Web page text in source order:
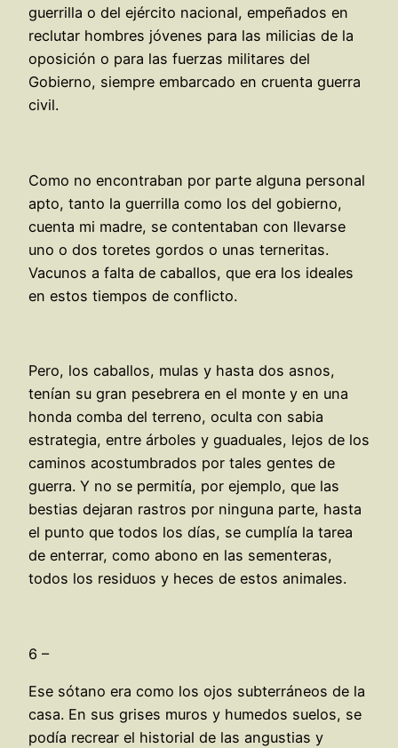
guerrilla o del ejército nacional, empeñados en
reclutar hombres jóvenes para las milicias de la
oposición o para las fuerzas militares del
Gobierno, siempre embarcado en cruenta guerra
civil.
Como no encontraban por parte alguna personal
apto, tanto la guerrilla como los del gobierno,
cuenta mi madre, se contentaban con llevarse
uno o dos toretes gordos o unas terneritas.
Vacunos a falta de caballos, que era los ideales
en estos tiempos de conflicto.
Pero, los caballos, mulas y hasta dos asnos,
tenían su gran pesebrera en el monte y en una
honda comba del terreno, oculta con sabia
estrategia, entre árboles y guaduales, lejos de los
caminos acostumbrados por tales gentes de
guerra. Y no se permitía, por ejemplo, que las
bestias dejaran rastros por ninguna parte, hasta
el punto que todos los días, se cumplía la tarea
de enterrar, como abono en las sementeras,
todos los residuos y heces de estos animales.
6 –
Ese sótano era como los ojos subterráneos de la
casa. En sus grises muros y humedos suelos, se
podía recrear el historial de las angustias y